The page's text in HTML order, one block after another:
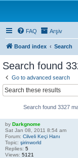
FAQ Arşiv
Board index Search
Search found
Go to advanced search
Search found 3327
by Darkgnome
Sat Jan 08, 2011 8:54 am
Forum: Cilveli Keçi Hanı
Topic: şirinworld
Replies: 5
Views: 5121